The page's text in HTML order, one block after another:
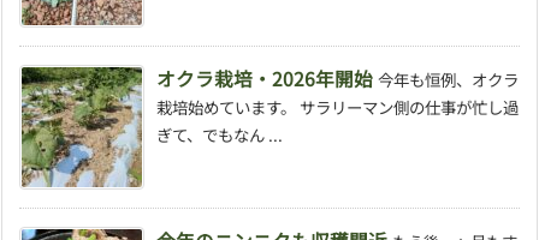
オクラ栽培・2026年開始 今年も恒例、オクラ
栽培始めています。 サラリーマン側の仕事が忙し過
ぎて、でもなん ...